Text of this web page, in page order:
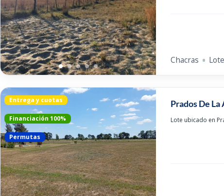
Chacras
Entrega y cuotas
Financiación 100%
Permutas
Prados De
Lote ubicado en